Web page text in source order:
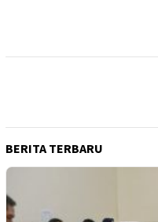
BERITA TERBARU